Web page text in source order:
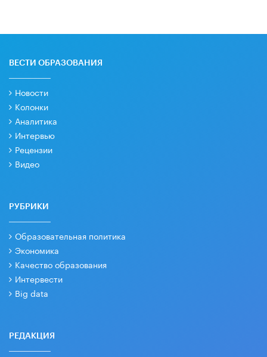
ВЕСТИ ОБРАЗОВАНИЯ
Новости
Колонки
Аналитика
Интервью
Рецензии
Видео
РУБРИКИ
Образовательная политика
Экономика
Качество образования
Интервести
Big data
РЕДАКЦИЯ